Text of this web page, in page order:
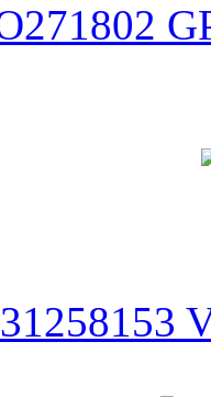
31258153